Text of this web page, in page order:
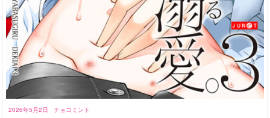
2026年5月2日 チョコミント